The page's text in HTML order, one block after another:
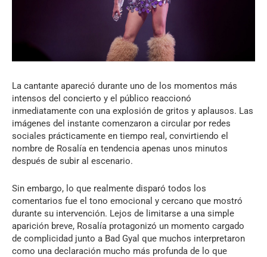
La cantante apareció durante uno de los momentos más
intensos del concierto y el público reaccionó
inmediatamente con una explosión de gritos y aplausos. Las
imágenes del instante comenzaron a circular por redes
sociales prácticamente en tiempo real, convirtiendo el
nombre de Rosalía en tendencia apenas unos minutos
después de subir al escenario.
Sin embargo, lo que realmente disparó todos los
comentarios fue el tono emocional y cercano que mostró
durante su intervención. Lejos de limitarse a una simple
aparición breve, Rosalía protagonizó un momento cargado
de complicidad junto a Bad Gyal que muchos interpretaron
como una declaración mucho más profunda de lo que